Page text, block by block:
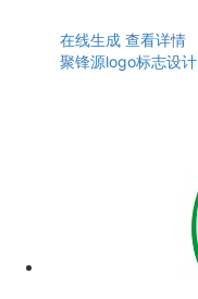
在线生成 查看详情
聚锋源logo标志设计